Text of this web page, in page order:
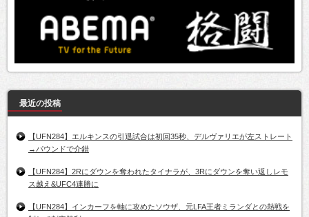
最近の投稿
【UFN284】エルキンスの引退試合は初回35秒、デルヴァリエが左ストレート
→パウンドで介錯
【UFN284】2Rにダウンを奪われたタイナラが、3Rにダウンを奪い返しレモ
ス越え&UFC4連勝に
【UFN284】インカーフを軸に攻めたソウザ、元LFA王者ミランダとの熱戦を